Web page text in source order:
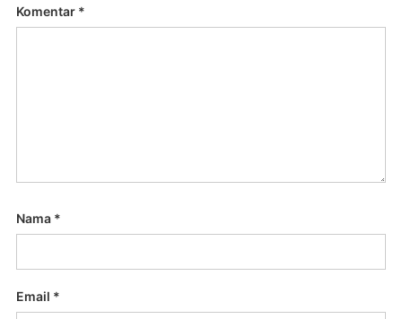
Komentar *
Nama *
Email *